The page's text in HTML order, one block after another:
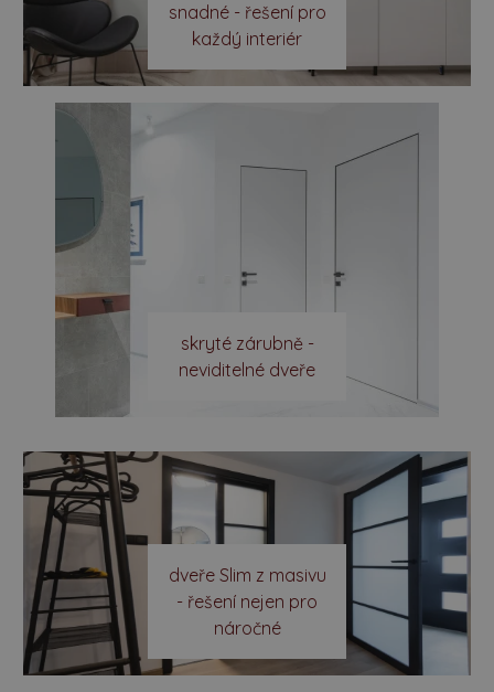
snadné - řešení pro
každý interiér
skryté zárubně -
neviditelné dveře
dveře Slim z masivu
- řešení nejen pro
náročné